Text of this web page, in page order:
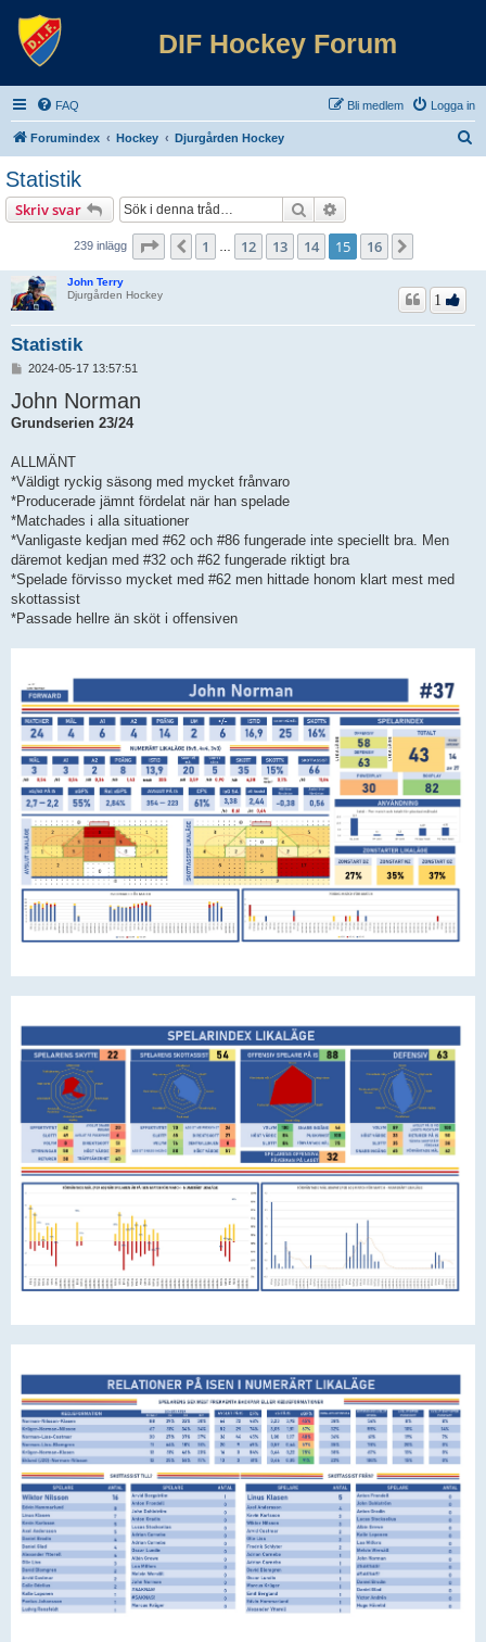
DIF Hockey Forum
FAQ Logga in
Bli medlem
Forumindex Hockey Djurgården Hockey
Statistik
Skriv svar Sök
239 inlägg Sida 15av16
Föregående
1 12 13 14 15 16
John Terry
Djurgården Hockey
Statistik
1
l
ä
g
2024-05-17 13:57:51
John Norman
Grundserien 23/24
ALLMÄNT
*Väldigt ryckig säsong med mycket frånvaro
*Producerade jämnt fördelat när han spelade
*Matchades i alla situationer
*Vanligaste kedjan med #62 och #86 fungerade inte speciellt bra. Men
däremot kedjan med #32 och #62 fungerade riktigt bra
*Spelade förvisso mycket med #62 men hittade honom klart mest med
skottassist
*Passade hellre än sköt i offensiven